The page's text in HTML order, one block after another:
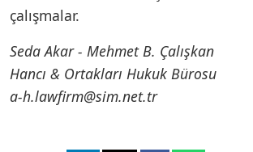
çalışmalar.
Seda Akar - Mehmet B. Çalışkan
Hancı & Ortakları Hukuk Bürosu
a-h.lawfirm@sim.net.tr